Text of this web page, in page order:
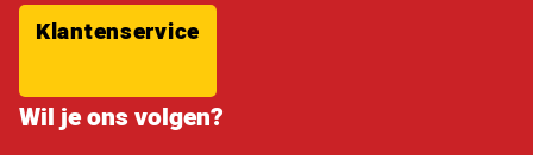
Klantenservice
Wil je ons volgen?